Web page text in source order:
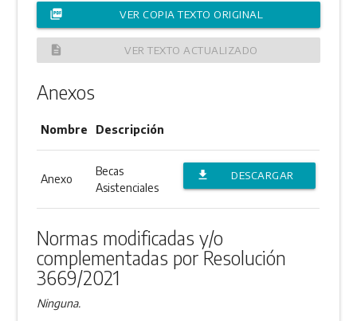
picture_as_pdf VER COPIA TEXTO ORIGINAL
description VER TEXTO ACTUALIZADO
Anexos
Nombre Descripción
Anexo
Becas
Asistenciales
file_download
DESCARGAR
Normas modificadas y/o
complementadas por Resolución
3669/2021
Ninguna.